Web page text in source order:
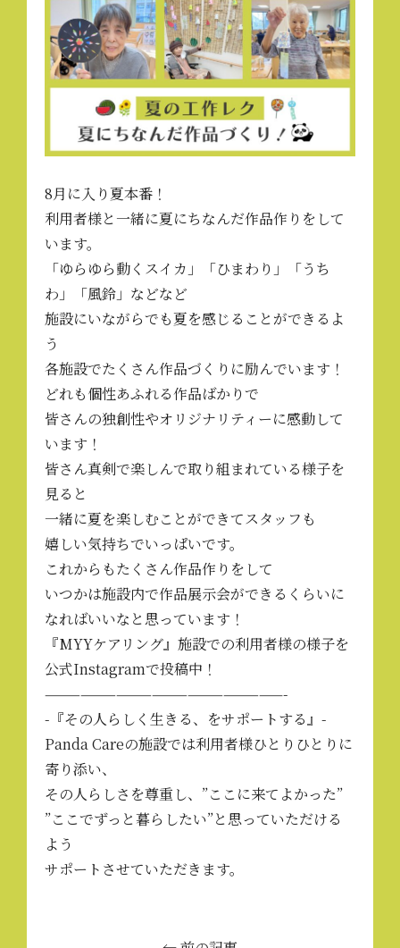
8月に入り夏本番！
利用者様と一緒に夏にちなんだ作品作りをして
います。
「ゆらゆら動くスイカ」「ひまわり」「うち
わ」「風鈴」などなど
施設にいながらでも夏を感じることができるよ
う
各施設でたくさん作品づくりに励んでいます！
どれも個性あふれる作品ばかりで
皆さんの独創性やオリジナリティーに感動して
います！
皆さん真剣で楽しんで取り組まれている様子を
見ると
一緒に夏を楽しむことができてスタッフも
嬉しい気持ちでいっぱいです。
これからもたくさん作品作りをして
いつかは施設内で作品展示会ができるくらいに
なればいいなと思っています！
『MYYケアリング』施設での利用者様の様子を
公式Instagramで投稿中！
————————————————————-
-『その人らしく生きる、をサポートする』-
Panda Careの施設では利用者様ひとりひとりに
寄り添い、
その人らしさを尊重し、”ここに来てよかった”
”ここでずっと暮らしたい”と思っていただける
よう
サポートさせていただきます。